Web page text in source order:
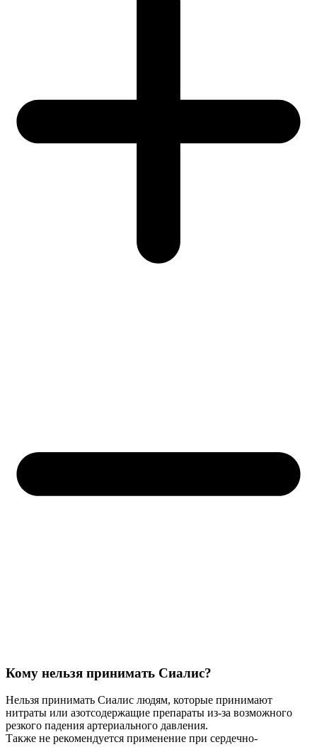
Кому нельзя принимать Сиалис?
Нельзя принимать Сиалис людям, которые принимают
нитраты или азотсодержащие препараты из-за возможного
резкого падения артериального давления.
Также не рекомендуется применение при сердечно-